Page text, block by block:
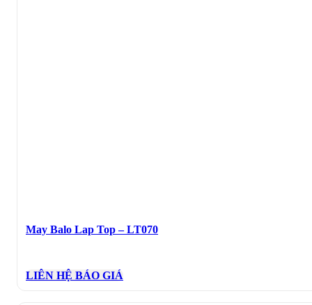
May Balo Lap Top – LT070
LIÊN HỆ BÁO GIÁ